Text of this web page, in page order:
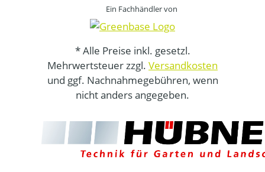
Ein Fachhändler von
* Alle Preise inkl. gesetzl.
Mehrwertsteuer zzgl. Versandkosten
und ggf. Nachnahmegebühren, wenn
nicht anders angegeben.